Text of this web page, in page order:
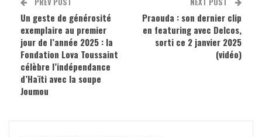
Un geste de générosité
exemplaire au premier
jour de l’année 2025 : la
Fondation Lova Toussaint
célèbre l’indépendance
d’Haïti avec la soupe
Joumou
Praouda : son dernier clip
en featuring avec Delcos,
sorti ce 2 janvier 2025
(vidéo)